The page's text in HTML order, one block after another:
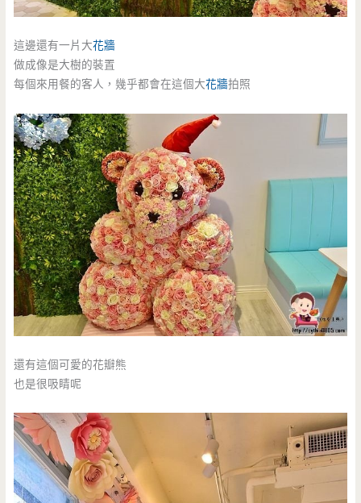
這邊還有一片大花牆
做成像是大樹的裝置
每個來用餐的客人，幾乎都會在這個大花牆拍照
還有這個可愛的花瓣熊
也是很吸睛呢